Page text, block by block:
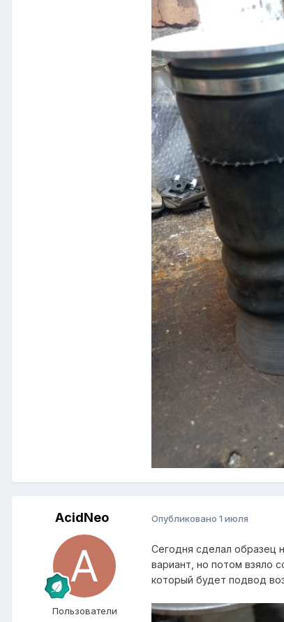
AcidNeo
Пользователи
Опубликовано 1 июля
Сегодня сделал образец
вариант, но потом взяло
который будет подвод